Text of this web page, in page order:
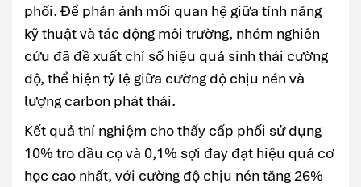
phối. Để phản ánh mối quan hệ giữa tính năng
kỹ thuật và tác động môi trường, nhóm nghiên
cứu đã đề xuất chỉ số hiệu quả sinh thái cường
độ, thể hiện tỷ lệ giữa cường độ chịu nén và
lượng carbon phát thải.
Kết quả thí nghiệm cho thấy cấp phối sử dụng
10% tro dầu cọ và 0,1% sợi đay đạt hiệu quả cơ
học cao nhất, với cường độ chịu nén tăng 26%